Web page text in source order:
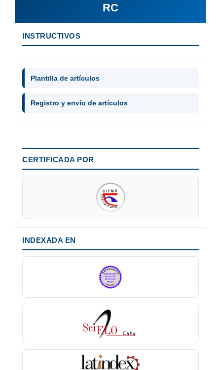
RC
INSTRUCTIVOS
Plantilla de artículos
Registro y envío de artículos
CERTIFICADA POR
INDEXADA EN